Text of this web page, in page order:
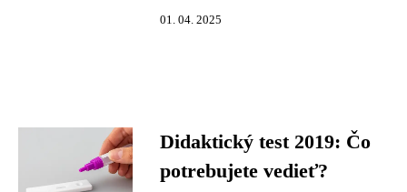
01. 04. 2025
Didaktický test 2019: Čo
potrebujete vedieť?